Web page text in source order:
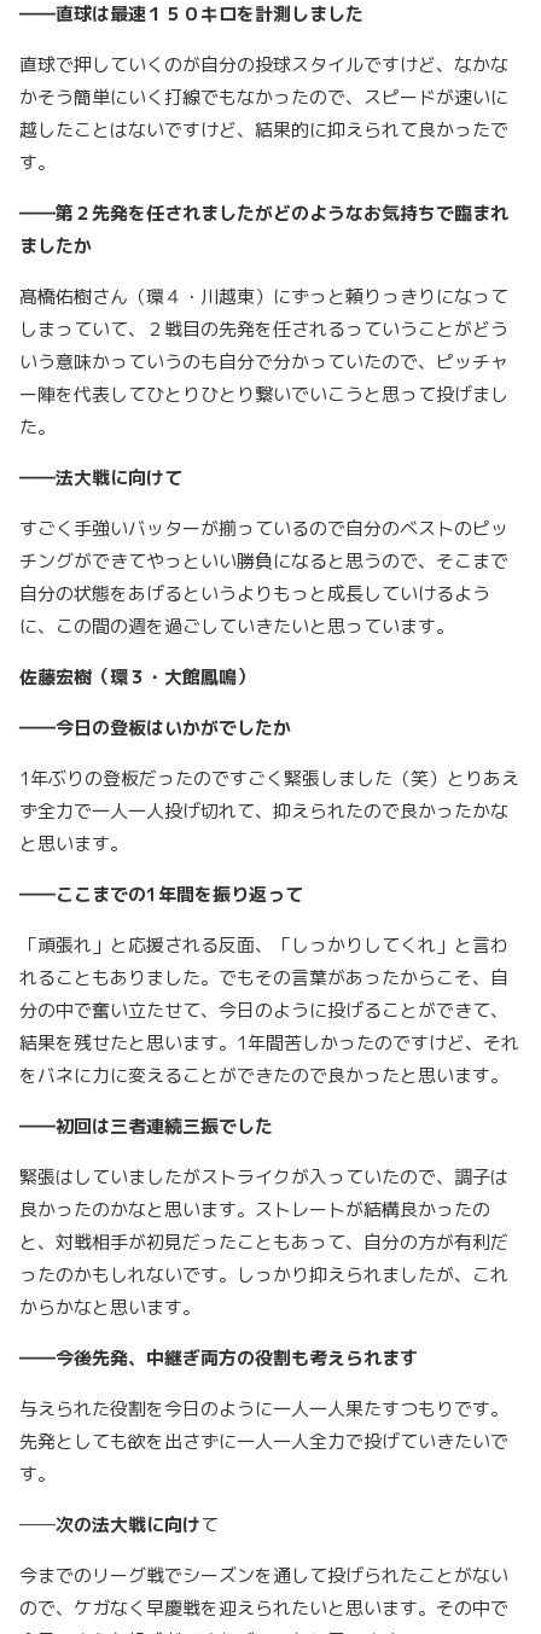
――直球は最速１５０キロを計測しました
直球で押していくのが自分の投球スタイルですけど、なかな
かそう簡単にいく打線でもなかったので、スピードが速いに
越したことはないですけど、結果的に抑えられて良かったで
す。
――第２先発を任されましたがどのようなお気持ちで臨まれ
ましたか
髙橋佑樹さん（環４・川越東）にずっと頼りっきりになって
しまっていて、２戦目の先発を任されるっていうことがどう
いう意味かっていうのも自分で分かっていたので、ピッチャ
ー陣を代表してひとりひとり繋いでいこうと思って投げまし
た。
――法大戦に向けて
すごく手強いバッターが揃っているので自分のベストのピッ
チングができてやっといい勝負になると思うので、そこまで
自分の状態をあげるというよりもっと成長していけるよう
に、この間の週を過ごしていきたいと思っています。
佐藤宏樹（環３・大館鳳鳴）
――今日の登板はいかがでしたか
1年ぶりの登板だったのですごく緊張しました（笑）とりあえ
ず全力で一人一人投げ切れて、抑えられたので良かったかな
と思います。
――ここまでの1年間を振り返って
「頑張れ」と応援される反面、「しっかりしてくれ」と言わ
れることもありました。でもその言葉があったからこそ、自
分の中で奮い立たせて、今日のように投げることができて、
結果を残せたと思います。1年間苦しかったのですけど、それ
をバネに力に変えることができたので良かったと思います。
――初回は三者連続三振でした
緊張はしていましたがストライクが入っていたので、調子は
良かったのかなと思います。ストレートが結構良かったの
と、対戦相手が初見だったこともあって、自分の方が有利だ
ったのかもしれないです。しっかり抑えられましたが、これ
からかなと思います。
――今後先発、中継ぎ両方の役割も考えられます
与えられた役割を今日のように一人一人果たすつもりです。
先発としても欲を出さずに一人一人全力で投げていきたいで
す。
――次の法大戦に向けて
今までのリーグ戦でシーズンを通して投げられたことがない
ので、ケガなく早慶戦を迎えられたいと思います。その中で